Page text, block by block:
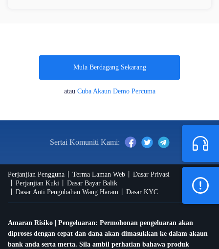
Mula Berdagang Sekarang
atau Cuba Akaun Demo Percuma
Sertai Komuniti Kami:
Perjanjian Pengguna Terma Laman Web
Dasar Privasi
Perjanjian Kuki
Dasar Bayar Balik
Dasar Anti Pengubahan Wang Haram
Dasar KYC
Amaran Risiko | Pengeluaran: Permohonan pengeluaran akan
diproses dengan cepat dan dana akan dimasukkan ke dalam akaun
bank anda serta merta. Sila ambil perhatian bahawa produk